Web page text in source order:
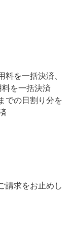
料を一括決済、
を一括決済
での日割り分を
請求をお止めし